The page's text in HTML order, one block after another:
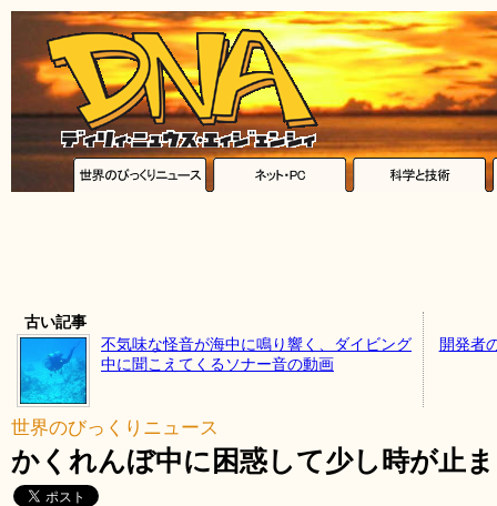
古い記事
不気味な怪音が海中に鳴り響く、ダイビング
中に聞こえてくるソナー音の動画
開発者
世界のびっくりニュース
かくれんぼ中に困惑して少し時が止